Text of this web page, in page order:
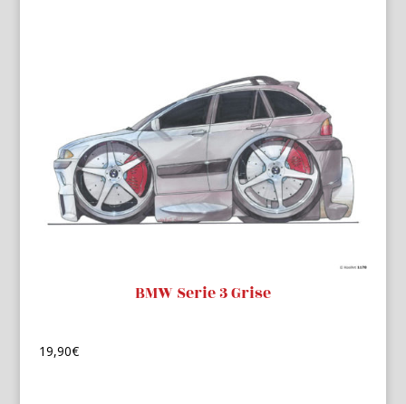
BMW Serie 3 Grise
19,90€